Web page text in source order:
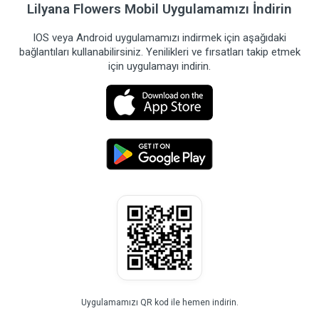
Lilyana Flowers Mobil Uygulamamızı İndirin
IOS veya Android uygulamamızı indirmek için aşağıdaki
bağlantıları kullanabilirsiniz. Yenilikleri ve fırsatları takip etmek
için uygulamayı indirin.
Uygulamamızı QR kod ile hemen indirin.